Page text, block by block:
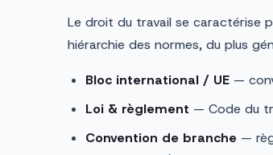
Le droit du travail se caractérise
hiérarchie des normes, du plus
Bloc international / UE —
Loi & règlement — Code du
Convention de branche —